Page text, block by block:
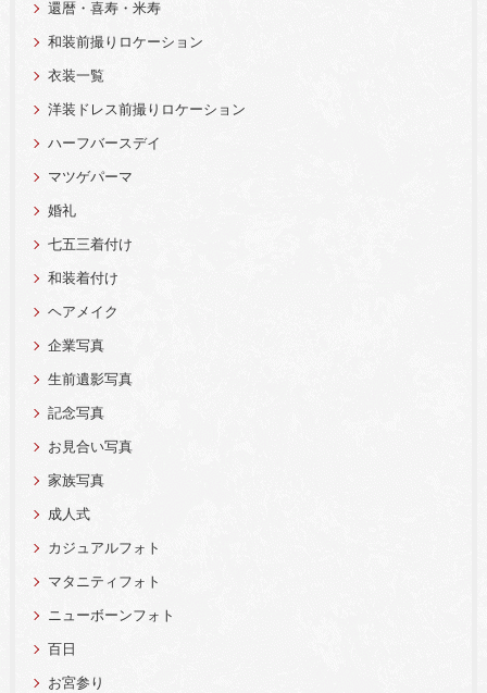
還暦・喜寿・米寿
和装前撮りロケーション
衣装一覧
洋装ドレス前撮りロケーション
ハーフバースデイ
マツゲパーマ
婚礼
七五三着付け
和装着付け
ヘアメイク
企業写真
生前遺影写真
記念写真
お見合い写真
家族写真
成人式
カジュアルフォト
マタニティフォト
ニューボーンフォト
百日
お宮参り